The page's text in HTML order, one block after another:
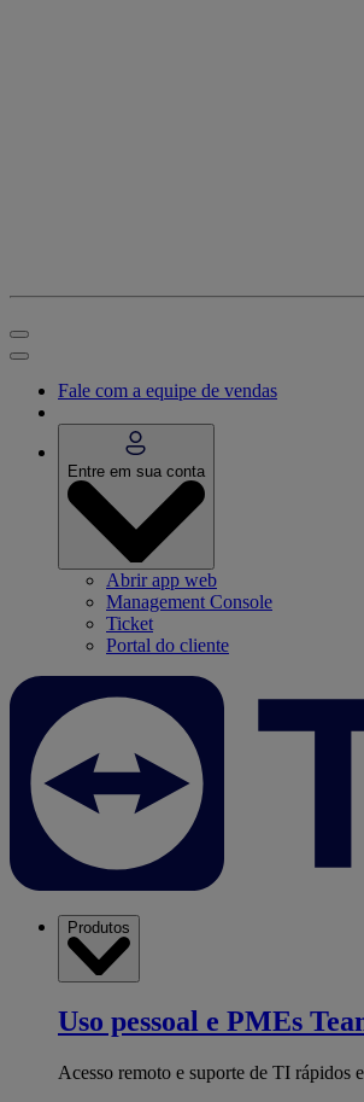
Fale com a equipe de vendas
Entre em sua conta
Abrir app web
Management Console
Ticket
Portal do cliente
Produtos
Uso pessoal e PMEs
Acesso remoto e suporte de TI rápidos